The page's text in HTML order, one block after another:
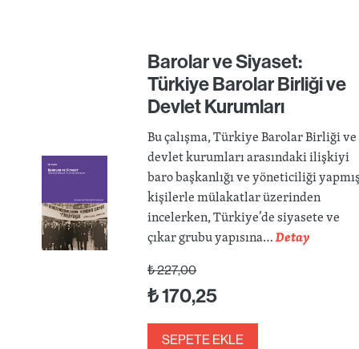
Barolar ve Siyaset:
Türkiye Barolar Birliği ve
Devlet Kurumları
Bu çalışma, Türkiye Barolar Birliği ve
devlet kurumları arasındaki ilişkiyi
baro başkanlığı ve yöneticiliği
kişilerle mülakatlar üzerinden
incelerken, Türkiye’de siyasete ve
çıkar grubu yapısına…Detay
₺227,00
₺170,25
SEPETE EKLE